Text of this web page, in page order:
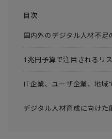
目次
国内外のデジタル人材不足
1兆円予算で注目されるリ
IT企業、ユーザ企業、地域
デジタル人材育成に向けた